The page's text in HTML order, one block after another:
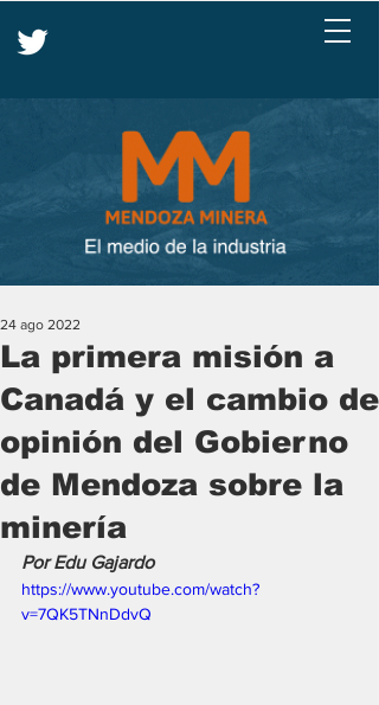
La primera misión a
Canadá y el cambio de
opinión del Gobierno
de Mendoza sobre la
minería
24 ago 2022
Por Edu Gajardo
https://www.youtube.com/watch?
v=7QK5TNnDdvQ